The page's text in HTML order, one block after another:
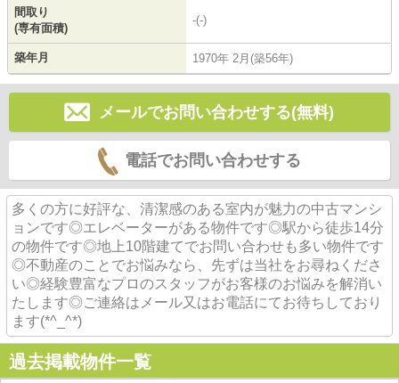
間取り
(専有面積)
-(-)
築年月 1970年 2月(築56年)
メールでお問い合わせする(無料)
電話でお問い合わせする
多くの方に好評な、清潔感のある室内が魅力の中古マンシ
ョンです◎エレベーターがある物件です◎駅から徒歩14分
の物件です◎地上10階建てでお問い合わせも多い物件です
◎不動産のことでお悩みなら、先ずは当社をお尋ねくださ
い◎経験豊富なプロのスタッフがお客様のお悩みを解消い
たします◎ご連絡はメール又はお電話にてお待ちしており
ます(*^_^*)
過去掲載物件一覧